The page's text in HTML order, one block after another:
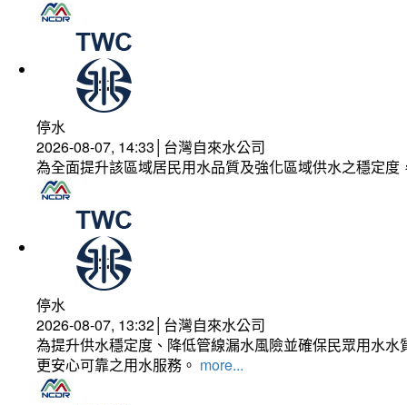
停水
2026-08-07, 14:33│台灣自來水公司
為全面提升該區域居民用水品質及強化區域供水之穩定
停水
2026-08-07, 13:32│台灣自來水公司
為提升供水穩定度、降低管線漏水風險並確保民眾用水
更安心可靠之用水服務。 more...